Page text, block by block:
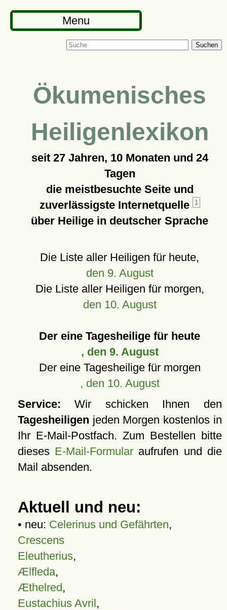
Menu
Suchen
Ökumenisches
Heiligenlexikon
seit 27 Jahren, 10 Monaten und 24
Tagen
die meistbesuchte Seite und
zuverlässigste Internetquelle
1
über Heilige in deutscher Sprache
Die Liste aller Heiligen für heute,
den 9. August
Die Liste aller Heiligen für morgen,
den 10. August
Der eine Tagesheilige für heute
, den 9. August
Der eine Tagesheilige für morgen
, den 10. August
Service: Wir schicken Ihnen den
Tagesheiligen jeden Morgen kostenlos in
Ihr E-Mail-Postfach. Zum Bestellen bitte
dieses E-Mail-Formular aufrufen und die
Mail absenden.
Aktuell und neu:
• neu: Celerinus und Gefährten,
Crescens
Eleutherius,
Ælfleda,
Æthelred,
Eustachius Avril,